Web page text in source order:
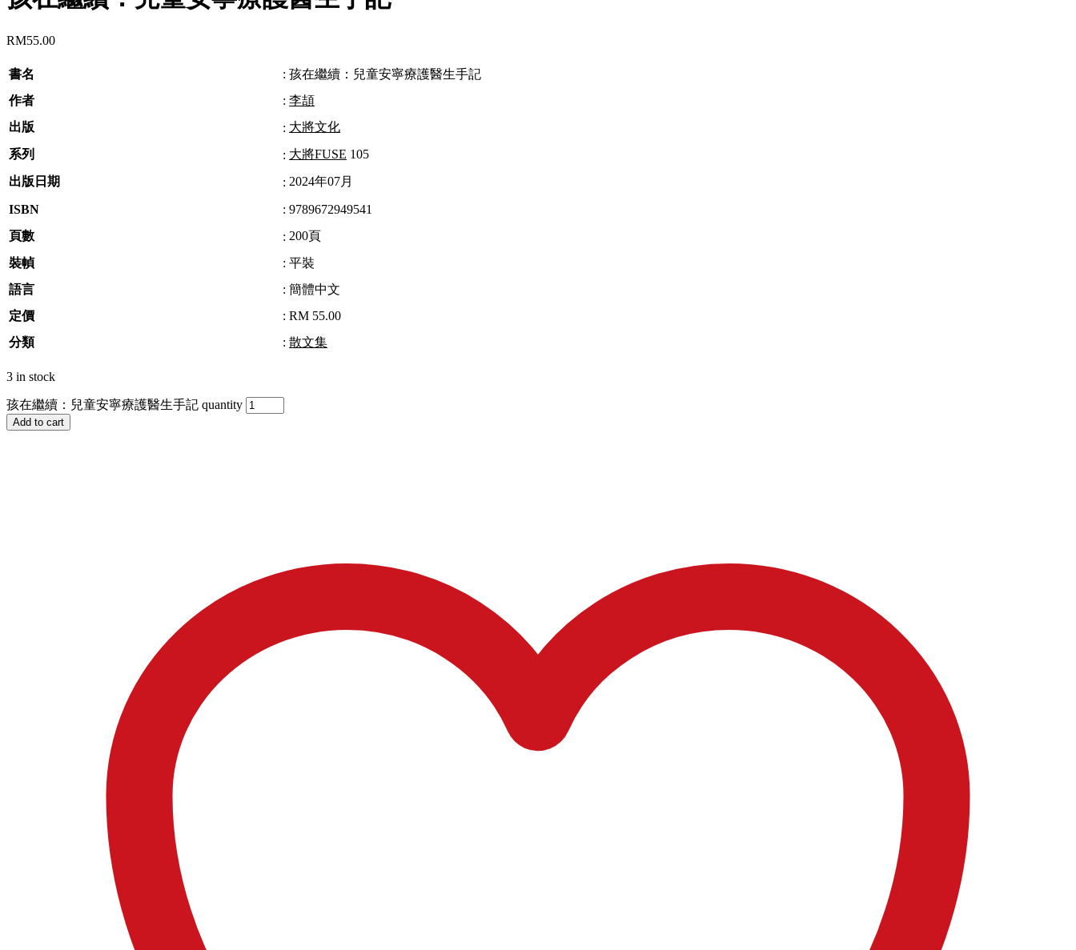
RM55.00
書名 : 孩在繼續：兒童安寧療護醫生手記
作者
: 李頡
出版
: 大將文化
系列
: 大將FUSE 105
出版日期
: 2024年07月
ISBN : 9789672949541
頁數
: 200頁
裝幀
: 平裝
語言
: 簡體中文
定價
: RM 55.00
分類
: 散文集
3 in stock
孩在繼續：兒童安寧療護醫生手記 quantity
Add to cart